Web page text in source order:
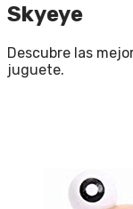
Skyeye
Descubre las
juguete.